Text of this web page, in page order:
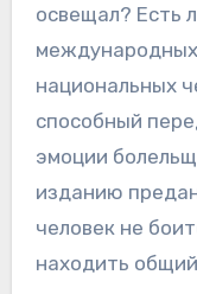
освещал? Есть
национальных
способный
эмоции
изданию
человек не
находить